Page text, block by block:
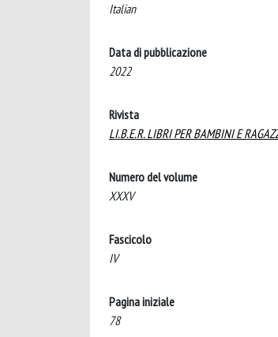
Italian
Data di pubblicazione
2022
Rivista
LI.B.E.R. LIBRI PER BAMBINI E
Numero del volume
XXXV
Fascicolo
IV
Pagina iniziale
78